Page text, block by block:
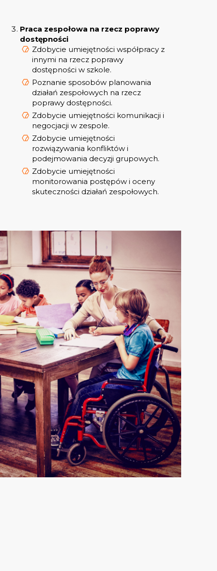
Praca zespołowa na rzecz poprawy
dostępności
Zdobycie umiejętności współpracy z
innymi na rzecz poprawy
dostępności w szkole.
Poznanie sposobów planowania
działań zespołowych na rzecz
poprawy dostępności.
Zdobycie umiejętności komunikacji i
negocjacji w zespole.
Zdobycie umiejętności
rozwiązywania konfliktów i
podejmowania decyzji grupowych.
Zdobycie umiejętności
monitorowania postępów i oceny
skuteczności działań zespołowych.